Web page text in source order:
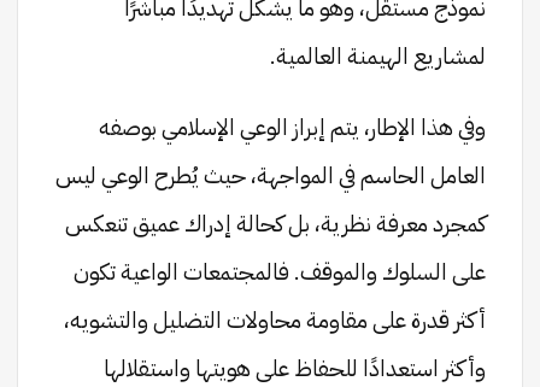
نموذج مستقل، وهو ما يشكّل تهديدًا مباشرًا
لمشاريع الهيمنة العالمية.
وفي هذا الإطار، يتم إبراز الوعي الإسلامي بوصفه
العامل الحاسم في المواجهة، حيث يُطرح الوعي ليس
كمجرد معرفة نظرية، بل كحالة إدراك عميق تنعكس
على السلوك والموقف. فالمجتمعات الواعية تكون
أكثر قدرة على مقاومة محاولات التضليل والتشويه،
وأكثر استعدادًا للحفاظ على هويتها واستقلالها